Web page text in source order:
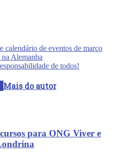
calendário de eventos de março
na Alemanha
de todos!
Mais do autor
para ONG Viver e